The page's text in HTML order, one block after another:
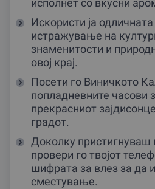
исполнет со вкусни
Искористи ја
истражување на
знаменитости и
овој крај.
Посети го Виничкото
попладневните часови
прекрасниот
градот.
Доколку пристигнуваш
провери го твојот
шифрата за влез за да
сместување.